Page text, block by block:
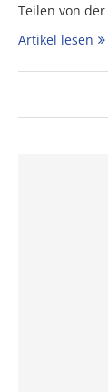
Teilen von
Artikel lesen